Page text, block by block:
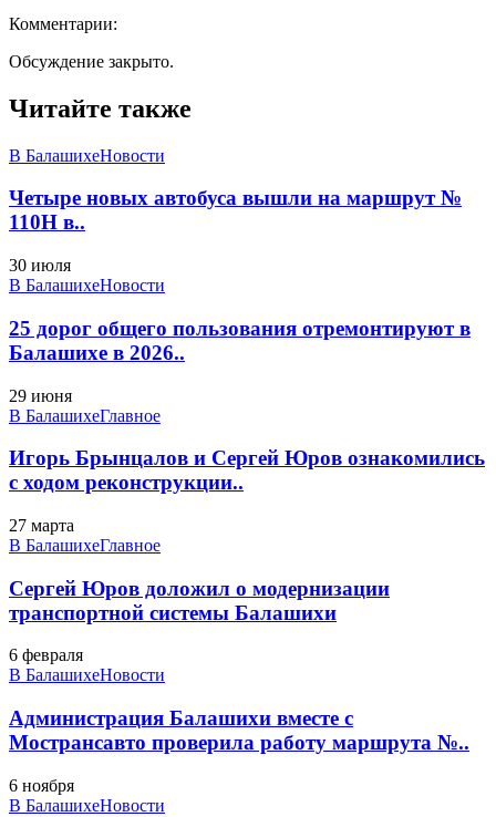
Комментарии:
Обсуждение закрыто.
Читайте также
В БалашихеНовости
Четыре новых автобуса вышли на маршрут №
110Н в..
30 июля
В БалашихеНовости
25 дорог общего пользования отремонтируют в
Балашихе в 2026..
29 июня
В БалашихеГлавное
Игорь Брынцалов и Сергей Юров ознакомились
с ходом реконструкции..
27 марта
В БалашихеГлавное
Сергей Юров доложил о модернизации
транспортной системы Балашихи
6 февраля
В БалашихеНовости
Администрация Балашихи вместе с
Мострансавто проверила работу маршрута №..
6 ноября
В БалашихеНовости